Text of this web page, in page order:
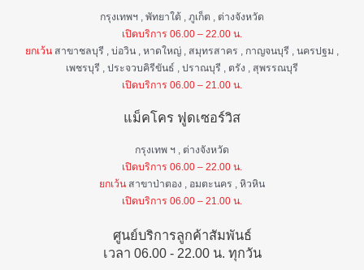
กรุงเทพฯ , พัทยาใต้ , ภูเก็ต , ต่างจังหวัด
เปิดบริการ 06.00 – 22.00 น.
ยกเว้น สาขาชลบุรี , บ่อวิน , หาดใหญ่ , สมุทรสาคร , กาญจนบุรี , นครปฐม ,
เพชรบุรี , ประจวบคิรีขันธ์ , ปราณบุรี , ตรัง , สุพรรณบุรี
เปิดบริการ 06.00 – 21.00 น.
แม็คโคร ฟูดเซอร์วิส
กรุงเทพ ฯ , ต่างจังหวัด
เปิดบริการ 06.00 – 22.00 น.
ยกเว้น สาขาป่าตอง , อมตะนคร , หิวหิน
เปิดบริการ 06.00 – 21.00 น.
ศูนย์บริการลูกค้าสัมพันธ์
เวลา 06.00 - 22.00 น. ทุกวัน